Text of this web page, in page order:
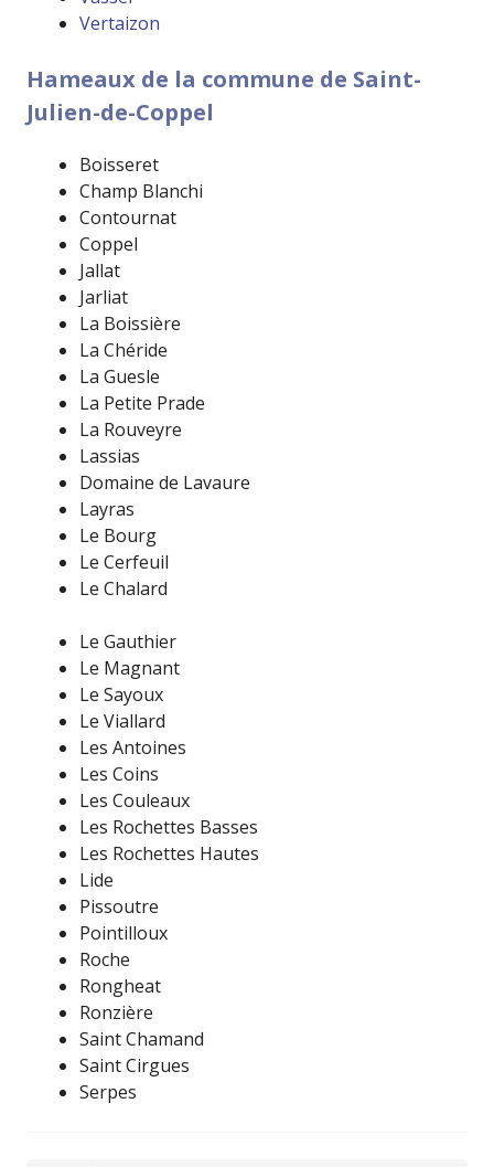
Vertaizon
Hameaux de la commune de Saint-
Julien-de-Coppel
Boisseret
Champ Blanchi
Contournat
Coppel
Jallat
Jarliat
La Boissière
La Chéride
La Guesle
La Petite Prade
La Rouveyre
Lassias
Domaine de Lavaure
Layras
Le Bourg
Le Cerfeuil
Le Chalard
Le Gauthier
Le Magnant
Le Sayoux
Le Viallard
Les Antoines
Les Coins
Les Couleaux
Les Rochettes Basses
Les Rochettes Hautes
Lide
Pissoutre
Pointilloux
Roche
Rongheat
Ronzière
Saint Chamand
Saint Cirgues
Serpes